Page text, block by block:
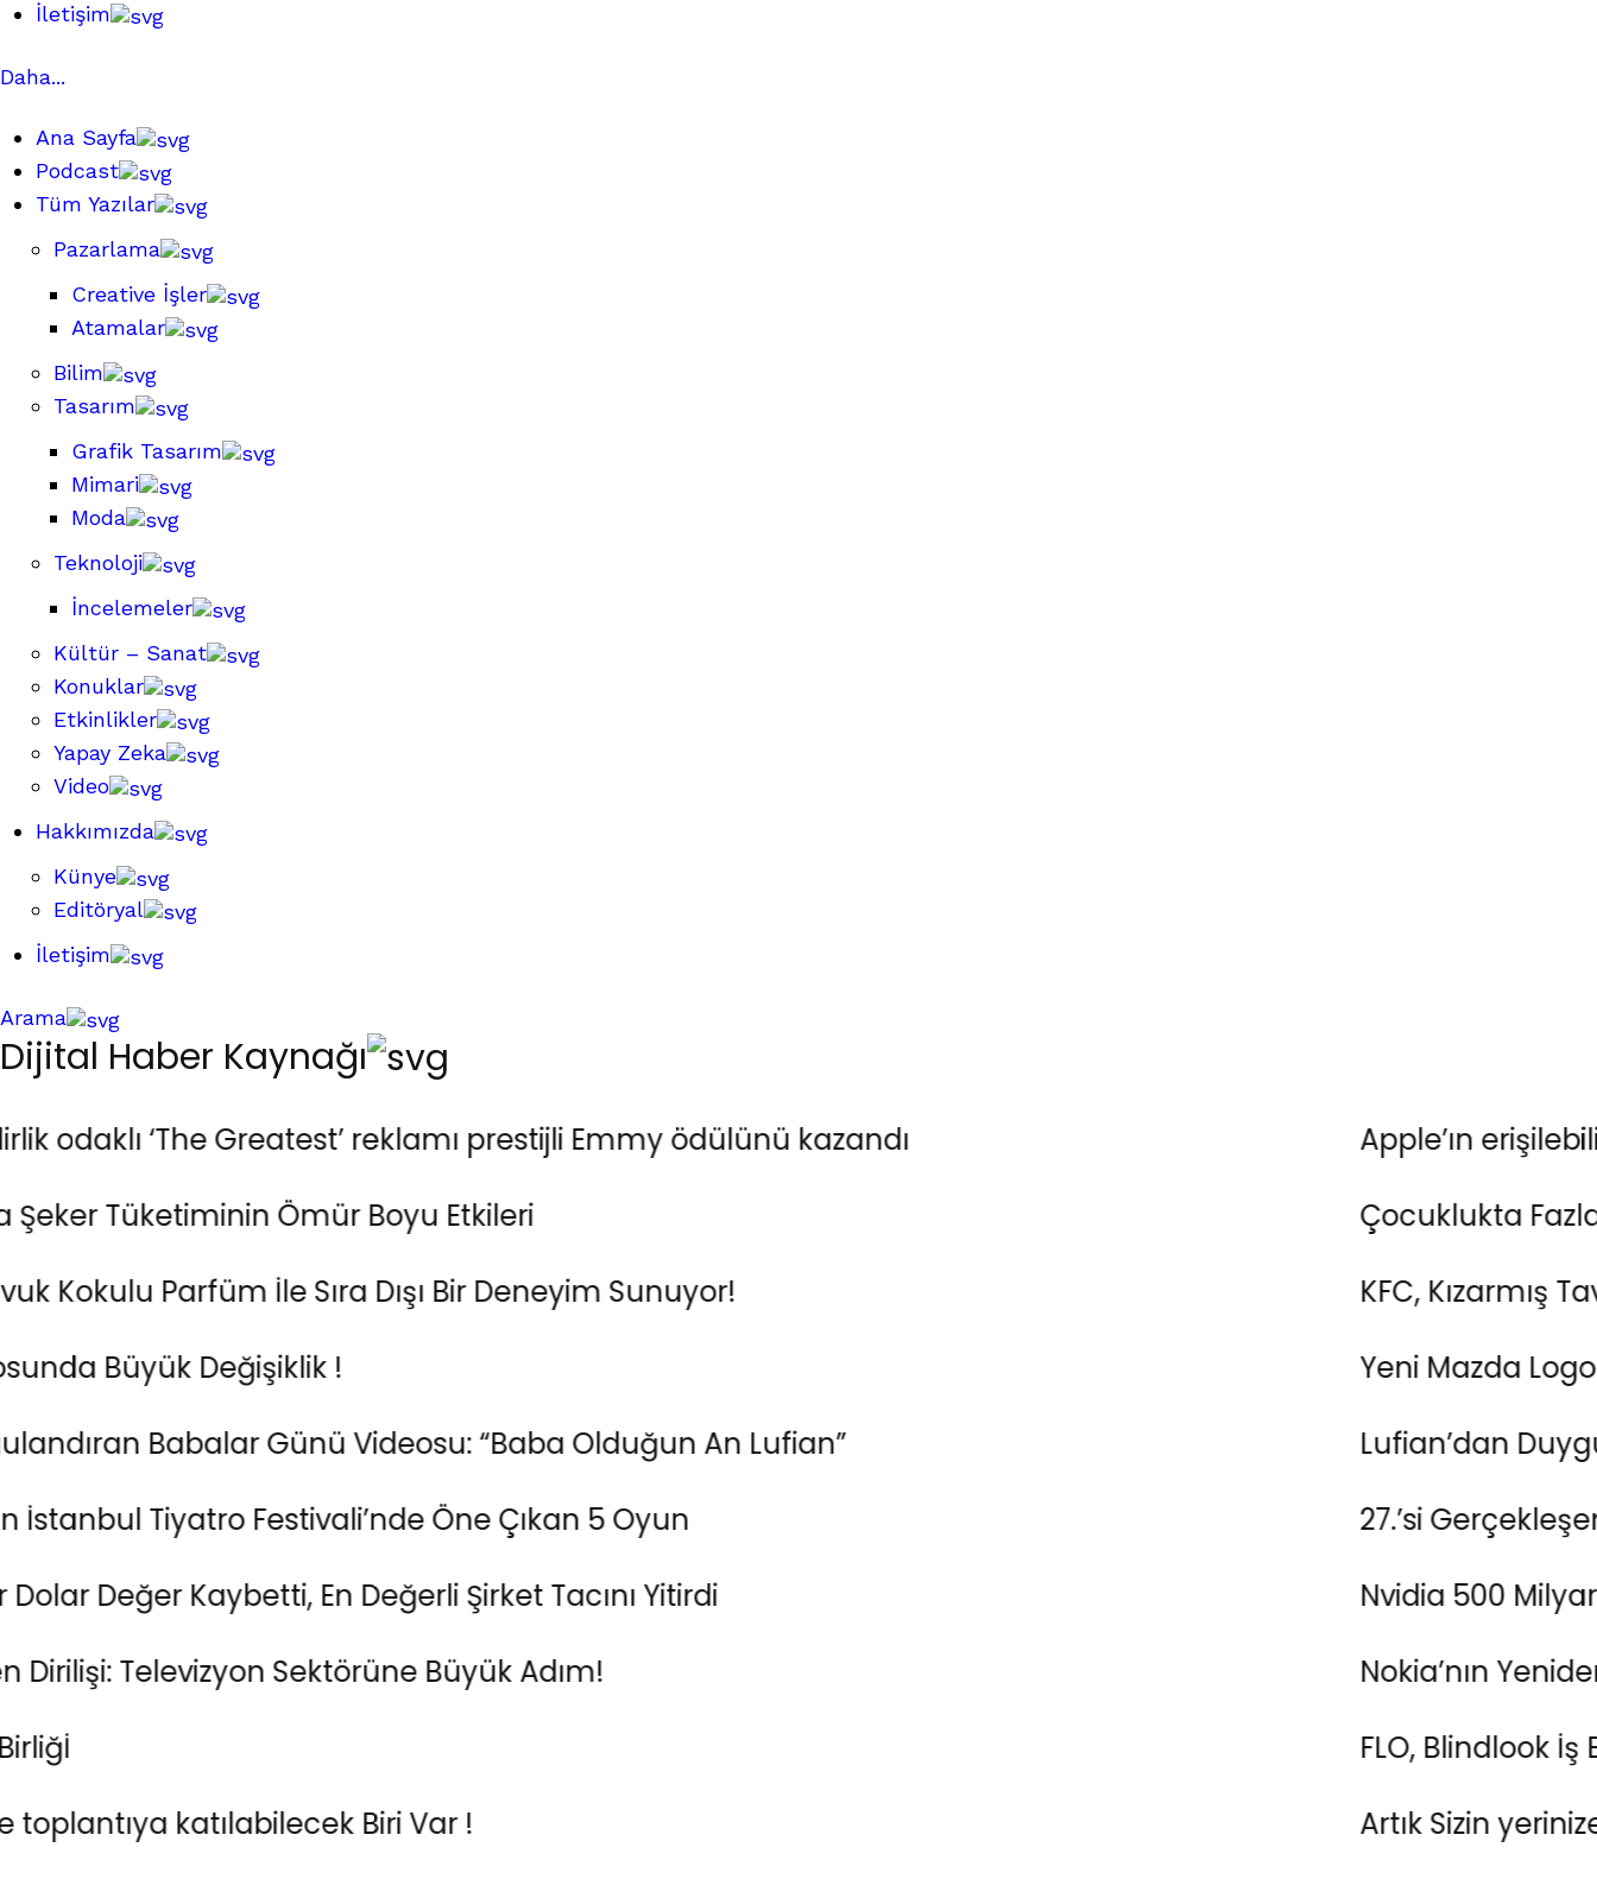
İletişim
Daha...
Ana Sayfa
Podcast
Tüm Yazılar
Pazarlama
Creative İşler
Atamalar
Bilim
Tasarım
Grafik Tasarım
Mimari
Moda
Teknoloji
İncelemeler
Kültür – Sanat
Konuklar
Etkinlikler
Yapay Zeka
Video
Hakkımızda
Künye
Editöryal
İletişim
Arama
Dijital Haber Kaynağı
‘The Greatest’ reklamı prestijli Emmy ödülünü kazandı
Ömür Boyu Etkileri
Parfüm İle Sıra Dışı Bir Deneyim Sunuyor!
Değişiklik !
Babalar Günü Videosu: “Baba Olduğun An Lufian”
Tiyatro Festivali’nde Öne Çıkan 5 Oyun
Kaybetti, En Değerli Şirket Tacını Yitirdi
Televizyon Sektörüne Büyük Adım!
katılabilecek Biri Var !
Apple’ın erişilebilirlik
Çocuklukta Fazla
KFC, Kızarmış Tavuk
Yeni Mazda
Lufian’dan
27.’si Gerçekleşen
Nvidia 500 Milyar
Nokia’nın Yeniden
FLO, Blindlook İş Birliğİ
Artık Sizin yerinize